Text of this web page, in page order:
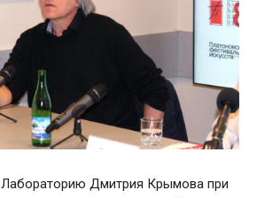
Лабораторию Дмитрия Крымова при